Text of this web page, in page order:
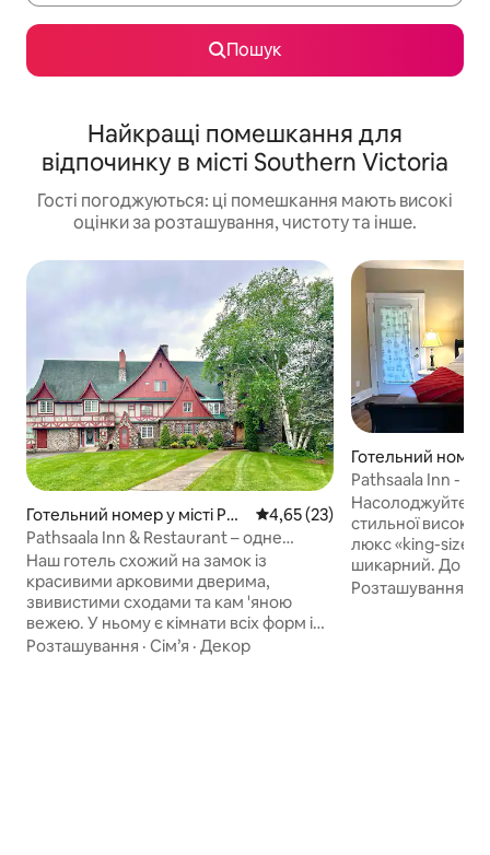
Пошук
Найкращі помешкання для
відпочинку в місті Southern Victoria
Гості погоджуються: ці помешкання мають високі
оцінки за розташування, чистоту та інше.
Готельний номер у місті Per
th-Andover
Середня оцінка: 4,65 з 5,
4,65 (23)
Pathsaala Inn & Restaurant – одне
велике двоспальне ліжко
Наш готель схожий на замок із
красивими арковими дверима,
звивистими сходами та кам 'яною
вежею. У ньому є кімнати всіх форм і
розмірів, прикрашені унікальними
Розташування · Сім’я · Декор
Готельний номер
-Andover
Pathsaala Inn -
Насолоджуйтеся
стильної
люкс «king-size»
шикарний. До
міні-
Розташування